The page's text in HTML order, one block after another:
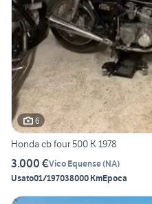
6
Honda cb four 500 K 1978
3.000 €Vico Equense(NA)
Usato01/197038000 KmEpoca